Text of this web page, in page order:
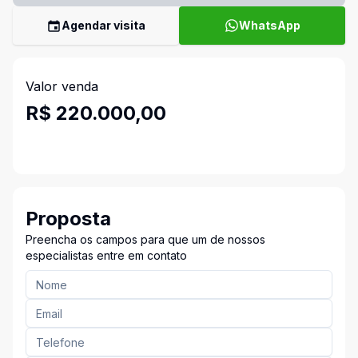
Agendar visita WhatsApp
Valor venda
R$ 220.000,00
Proposta
Preencha os campos para que um de nossos
especialistas entre em contato